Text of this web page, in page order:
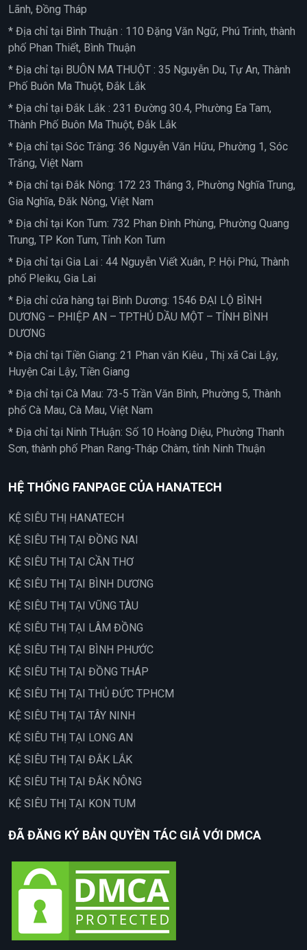
Lãnh, Đồng Tháp
* Địa chỉ tại Bình Thuận : 110 Đặng Văn Ngữ, Phú Trinh, thành
phố Phan Thiết, Bình Thuận
* Địa chỉ tại BUÔN MA THUỘT : 35 Nguyễn Du, Tự An, Thành
Phố Buôn Ma Thuột, Đắk Lắk
* Địa chỉ tại Đắk Lắk : 231 Đường 30.4, Phường Ea Tam,
Thành Phố Buôn Ma Thuột, Đắk Lắk
* Địa chỉ tại Sóc Trăng: 36 Nguyễn Văn Hữu, Phường 1, Sóc
Trăng, Việt Nam
* Địa chỉ tại Đắk Nông: 172 23 Tháng 3, Phường Nghĩa Trung,
Gia Nghĩa, Đăk Nông, Việt Nam
* Địa chỉ tại Kon Tum: 732 Phan Đình Phùng, Phường Quang
Trung, TP Kon Tum, Tỉnh Kon Tum
* Địa chỉ tại Gia Lai : 44 Nguyễn Viết Xuân, P. Hội Phú, Thành
phố Pleiku, Gia Lai
* Địa chỉ cửa hàng tại Bình Dương: 1546 ĐẠI LỘ BÌNH
DƯƠNG – P.HIỆP AN – TP.THỦ DẦU MỘT – TỈNH BÌNH
DƯƠNG
* Địa chỉ tại Tiền Giang: 21 Phan văn Kiêu , Thị xã Cai Lậy,
Huyện Cai Lậy, Tiền Giang
* Địa chỉ tại Cà Mau: 73-5 Trần Văn Bình, Phường 5, Thành
phố Cà Mau, Cà Mau, Việt Nam
* Địa chỉ tại Ninh THuận: Số 10 Hoàng Diệu, Phường Thanh
Sơn, thành phố Phan Rang-Tháp Chàm, tỉnh Ninh Thuận
HỆ THỐNG FANPAGE CỦA HANATECH
KỆ SIÊU THỊ HANATECH
KỆ SIÊU THỊ TẠI ĐỒNG NAI
KỆ SIÊU THỊ TẠI CẦN THƠ
KỆ SIÊU THỊ TẠI BÌNH DƯƠNG
KỆ SIÊU THỊ TẠI VŨNG TÀU
KỆ SIÊU THỊ TẠI LÂM ĐỒNG
KỆ SIÊU THỊ TẠI BÌNH PHƯỚC
KỆ SIÊU THỊ TẠI ĐỒNG THÁP
KỆ SIÊU THỊ TẠI THỦ ĐỨC TPHCM
KỆ SIÊU THỊ TẠI TÂY NINH
KỆ SIÊU THỊ TẠI LONG AN
KỆ SIÊU THỊ TẠI ĐẮK LẮK
KỆ SIÊU THỊ TẠI ĐẮK NÔNG
KỆ SIÊU THỊ TẠI KON TUM
ĐÃ ĐĂNG KÝ BẢN QUYỀN TÁC GIẢ VỚI DMCA